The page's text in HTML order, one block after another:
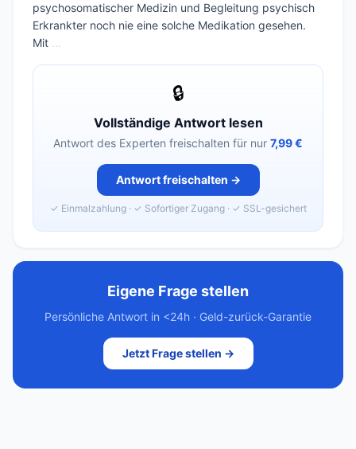
psychosomatischer Medizin und Begleitung psychisch
Erkrankter noch nie eine solche Medikation gesehen.
Mit ...
🔒
Vollständige Antwort lesen
Antwort des Experten freischalten für nur 7,99 €
Antwort freischalten →
✓ Einmalzahlung · ✓ Sofortiger Zugang · ✓ SSL-gesichert
Eigene Frage stellen
Persönliche Antwort in <24h · Geld-zurück-Garantie
Jetzt Frage stellen →